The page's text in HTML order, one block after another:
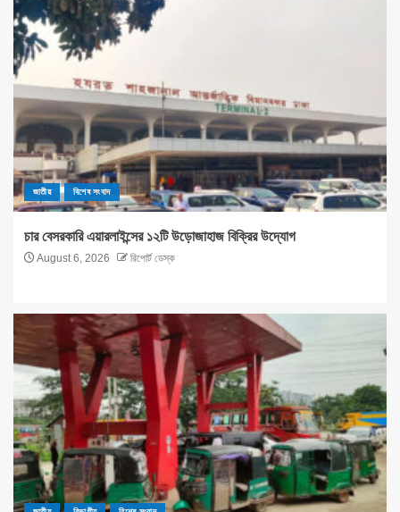
জাতীয় বিশেষ সংবাদ
চার বেসরকারি এয়ারলাইন্সের ১২টি উড়োজাহাজ বিক্রির উদ্যোগ
August 6, 2026 রিপোর্ট ডেস্ক